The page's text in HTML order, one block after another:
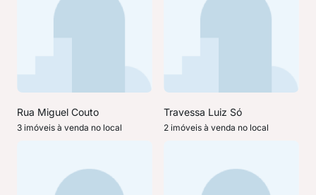
Rua Miguel Couto
3 imóveis à venda no local
Travessa Luiz Só
2 imóveis à venda no local